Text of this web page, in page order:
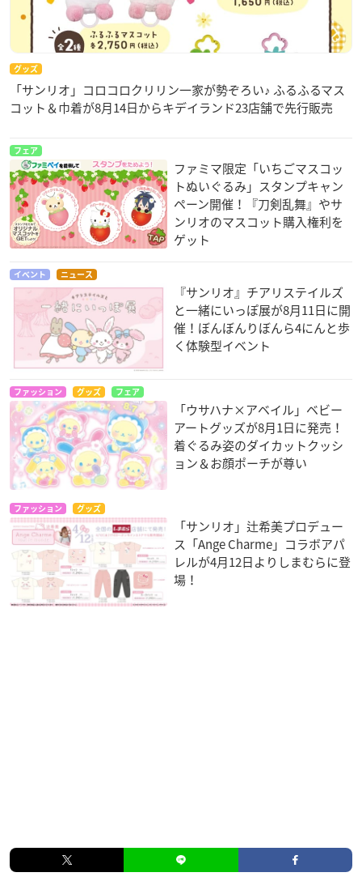
グッズ
「サンリオ」コロコロクリリン一家が勢ぞろい♪ ふるふるマス
コット＆巾着が8月14日からキデイランド23店舗で先行販売
フェア
ファミマ限定「いちごマスコッ
トぬいぐるみ」スタンプキャン
ペーン開催！『刀剣乱舞』やサ
ンリオのマスコット購入権利を
ゲット
イベント ニュース
『サンリオ』チアリステイルズ
と一緒にいっぽ展が8月11日に開
催！ぼんぼんりぼんら4にんと歩
く体験型イベント
ファッション グッズ フェア
「ウサハナ×アベイル」ベビー
アートグッズが8月1日に発売！
着ぐるみ姿のダイカットクッシ
ョン＆お顔ポーチが尊い
ファッション グッズ
「サンリオ」辻希美プロデュー
ス「Ange Charme」コラボアパ
レルが4月12日よりしまむらに登
場！